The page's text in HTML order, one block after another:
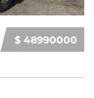
$ 48990000